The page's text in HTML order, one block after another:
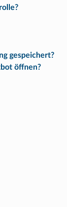
gespeichert?
öffnen?